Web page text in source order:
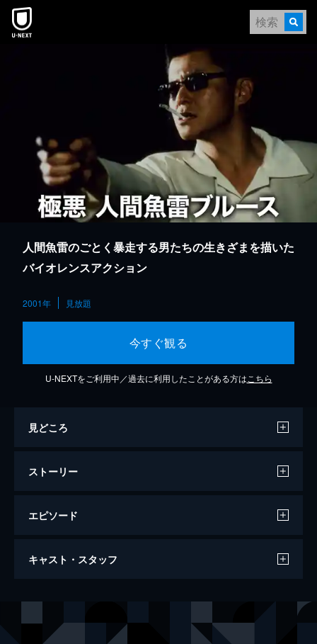
本文へスキップ
人間魚雷のごとく暴走する男たちの生きざまを描いた
バイオレンスアクション
2001年 見放題
今すぐ観る
U-NEXTをご利用中／過去に利用したことがある方は こちら
見どころ
ストーリー
エピソード
極悪 人間魚雷ブルース
キャスト・スタッフ